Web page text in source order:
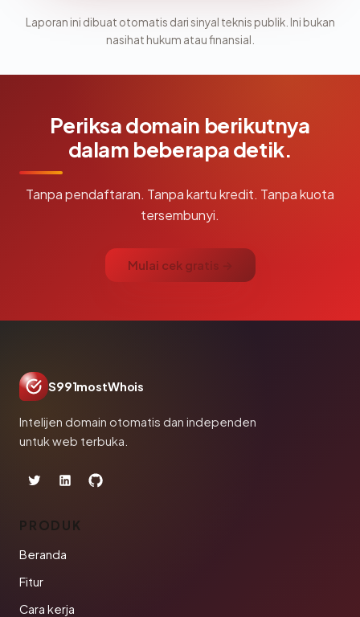
Laporan ini dibuat otomatis dari sinyal teknis publik. Ini bukan
nasihat hukum atau finansial.
Periksa domain berikutnya
dalam beberapa detik.
Tanpa pendaftaran. Tanpa kartu kredit. Tanpa kuota
tersembunyi.
Mulai cek gratis →
S991mostWhois
Intelijen domain otomatis dan independen
untuk web terbuka.
PRODUK
Beranda
Fitur
Cara kerja